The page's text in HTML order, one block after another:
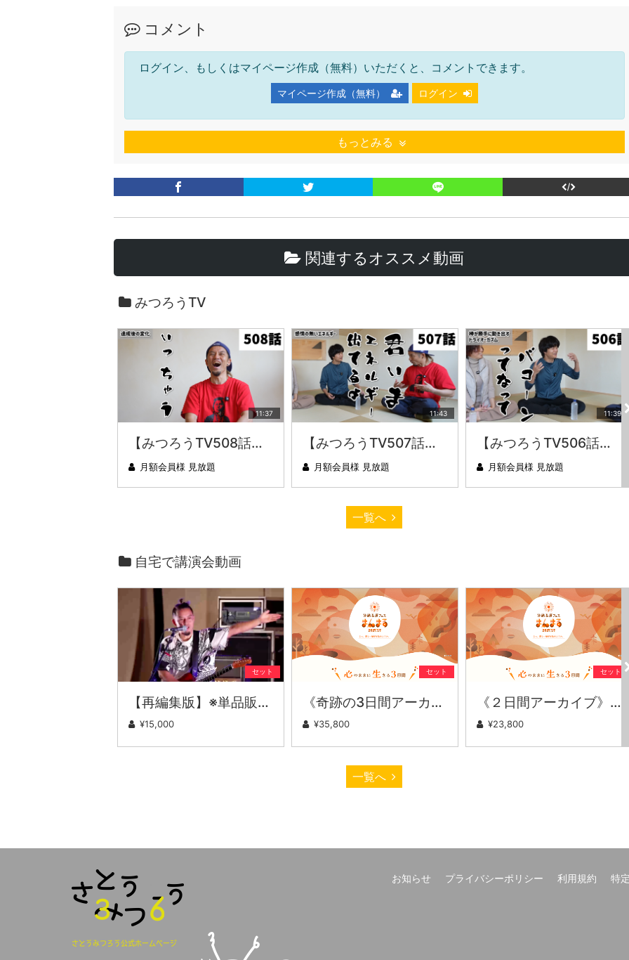
コメント
ログイン、もしくはマイページ作成（無料）いただくと、コメントできます。
マイページ作成（無料） ログイン
もっとみる
関連するオススメ動画
みつろうTV
11:37
【みつろうTV508話】さとうみつろう『サトレル男塾』編④「“毎日”が変わります。楽しく」
月額会員様 見放題
11:43
【みつろうTV507話】さとうみつろう『サトレル男塾』編③「快楽は“自分のカラダの内側”にしかない」
月額会員様 見放題
11:39
【みつろうTV506話】さとうみつろう『サトレル男塾』編②「不思議な棒をお尻に…」
月額会員様 見放題
一覧へ
自宅で講演会動画
セット
【再編集版】※単品販売 神鍋高原フェスまんまる【7/5 本祭】（ミュージック＆トークショー）
¥15,000
セット
《奇跡の3日間アーカイブ!!》神鍋高原フェス“まんまる”
¥35,800
セット
《２日間アーカイブ》神鍋高原フェス“まんまる”
¥23,800
一覧へ
さとうみつろう公式ホームページ
お知らせ プライバシーポリシー 利用規約 特